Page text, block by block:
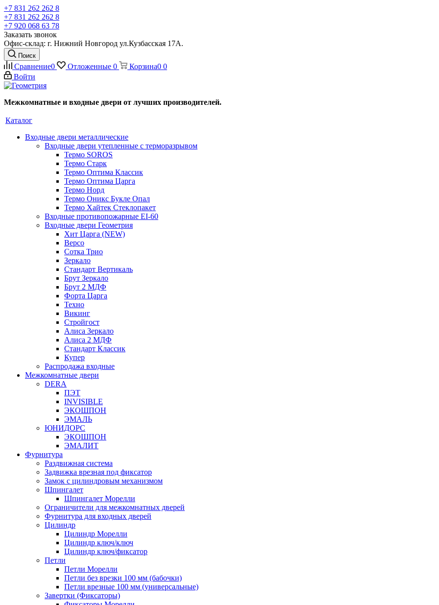
+7 831 262 262 8
+7 831 262 262 8
+7 920 068 63 78
Заказать звонок
Офис-склад: г. Нижний Новгород ул.Кузбасская 17А.
Поиск
Сравнение0 Отложенные 0 Корзина0 0
Войти
Межкомнатные и входные двери от лучших производителей.
Каталог
Входные двери металлические
Входные двери утепленные с терморазрывом
Термо SOROS
Термо Старк
Термо Оптима Классик
Термо Оптима Царга
Термо Норд
Термо Оникс Букле Опал
Термо Хайтек Стеклопакет
Входные противопожарные EI-60
Входные двери Геометрия
Хит Царга (NEW)
Версо
Сотка Трио
Зеркало
Стандарт Вертикаль
Брут Зеркало
Брут 2 МДФ
Форта Царга
Техно
Викинг
Стройгост
Алиса Зеркало
Алиса 2 МДФ
Стандарт Классик
Купер
Распродажа входные
Межкомнатные двери
DERA
ПЭТ
INVISIBLE
ЭКОШПОН
ЭМАЛЬ
ЮНИДОРС
ЭКОШПОН
ЭМАЛИТ
Фурнитура
Раздвижная система
Задвижка врезная под фиксатор
Замок с цилиндровым механизмом
Шпингалет
Шпингалет Морелли
Ограничители для межкомнатных дверей
Фурнитура для входных дверей
Цилиндр
Цилиндр Морелли
Цилиндр ключ/ключ
Цилиндр ключ/фиксатор
Петли
Петли Морелли
Петли без врезки 100 мм (бабочки)
Петли врезные 100 мм (универсальные)
Завертки (Фиксаторы)